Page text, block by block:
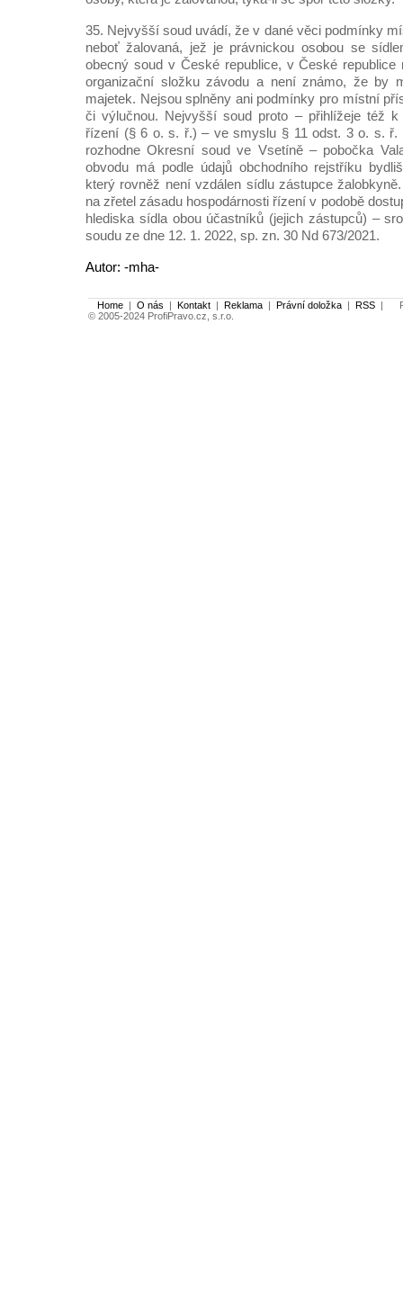
35. Nejvyšší soud uvádí, že v dané věci podmínky
neboť žalovaná, jež je právnickou osobou se
obecný soud v České republice, v České
organizační složku závodu a není známo, že by
majetek. Nejsou splněny ani podmínky pro místní
či výlučnou. Nejvyšší soud proto – přihlížeje též k
řízení (§ 6 o. s. ř.) – ve smyslu § 11 odst. 3 o. s. ř.
rozhodne Okresní soud ve Vsetíně – pobočka
obvodu má podle údajů obchodního rejstříku
který rovněž není vzdálen sídlu zástupce
na zřetel zásadu hospodárnosti řízení v podobě
hlediska sídla obou účastníků (jejich zástupců) –
soudu ze dne 12. 1. 2022, sp. zn. 30 Nd 673/2021.
Autor: -mha-
Home | O nás | Kontakt | Reklama | Právní doložka | RSS |
© 2005-2024 ProfiPravo.cz, s.r.o.